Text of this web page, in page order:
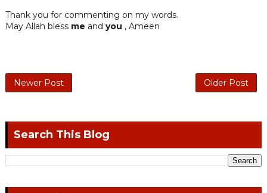
Thank you for commenting on my words.
May Allah bless me and you , Ameen
Newer Post Older Post
Search This Blog